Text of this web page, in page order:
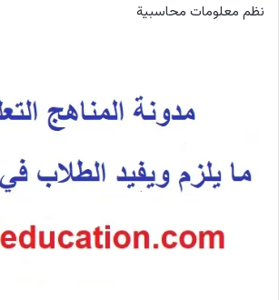
نظم معلومات محاسبية